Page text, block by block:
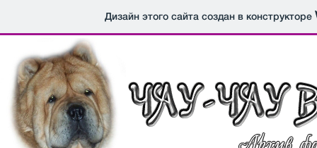
Дизайн этого сайта создан в конструкторе